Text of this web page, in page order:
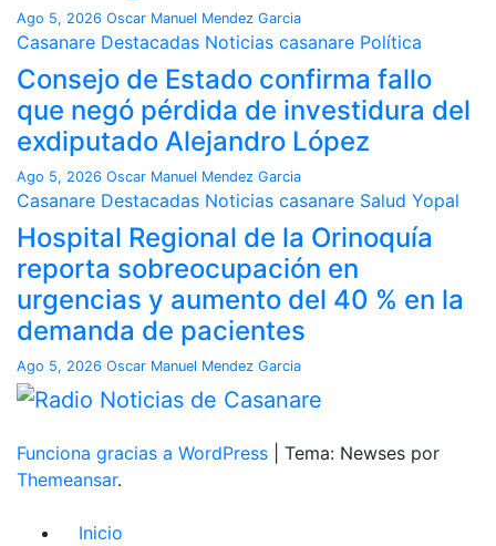
Ago 5, 2026 Oscar Manuel Mendez Garcia
Casanare Destacadas Noticias casanare Política
Consejo de Estado confirma fallo
que negó pérdida de investidura del
exdiputado Alejandro López
Ago 5, 2026 Oscar Manuel Mendez Garcia
Casanare Destacadas Noticias casanare Salud Yopal
Hospital Regional de la Orinoquía
reporta sobreocupación en
urgencias y aumento del 40 % en la
demanda de pacientes
Ago 5, 2026 Oscar Manuel Mendez Garcia
Funciona gracias a WordPress
Tema: Newses por
Themeansar.
Inicio